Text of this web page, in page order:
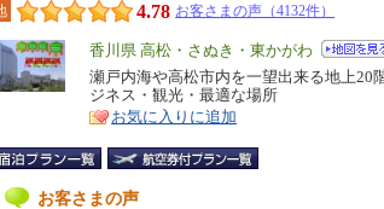
4.78 お客さまの声（4132件）
エ
リ
ア
香川県 高松・さぬき・東かがわ
特
徴
瀬戸内海や高松市内を一望出来る地上20
ジネス・観光・最適な場所
お気に入りに追加
お客さまの声